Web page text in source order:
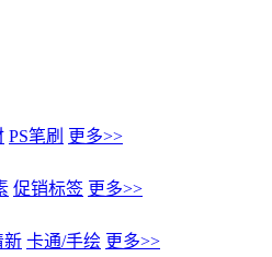
PS笔刷 更多>>
促销标签 更多>>
新 卡通/手绘 更多>>